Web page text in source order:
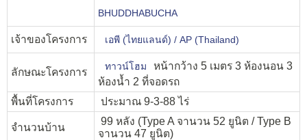
BHUDDHABUCHA
เจ้าของโครงการ เอพี (ไทยแลนด์) / AP (Thailand)
ลักษณะโครงการ ทาวน์โฮม
หน้ากว้าง 5 เมตร 3 ห้องนอน 3
ห้องน้ำ 2 ที่จอดรถ
พื้นที่โครงการ
ประมาณ 9-3-88 ไร่
จำนวนบ้าน
99 หลัง (Type A จานวน 52 ยูนิต / Type B
จานวน 47 ยูนิต)